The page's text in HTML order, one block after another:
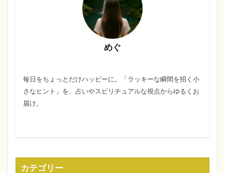
めぐ
毎日をちょっとだけハッピーに。「ラッキーな瞬間を招く小
さなヒント」を、占いやスピリチュアルな視点からゆるくお
届け。
カテゴリー